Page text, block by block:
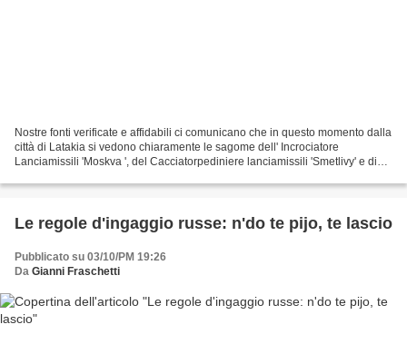
Nostre fonti verificate e affidabili ci comunicano che in questo momento dalla
città di Latakia si vedono chiaramente le sagome dell' Incrociatore
Lanciamissili 'Moskva ', del Cacciatorpediniere lanciamissili 'Smetlivy' e di
Le regole d'ingaggio russe: n'do te pijo, te lascio
Pubblicato su 03/10/PM 19:26
Da Gianni Fraschetti